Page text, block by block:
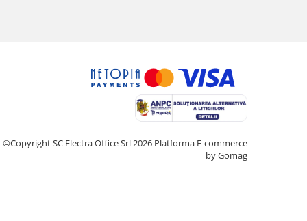
©Copyright SC Electra Office Srl 2026 Platforma E-commerce
by Gomag